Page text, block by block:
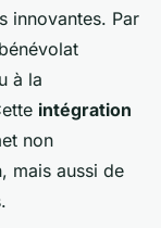
innovantes. Par
à la
intégration
non
mais aussi de